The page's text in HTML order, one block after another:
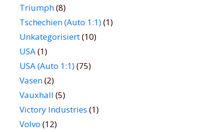
Triumph(8)
Tschechien (Auto 1:1)(1)
Unkategorisiert(10)
USA(1)
USA (Auto 1:1)(75)
Vasen(2)
Vauxhall (5)
Victory Industries (1)
Volvo (12)